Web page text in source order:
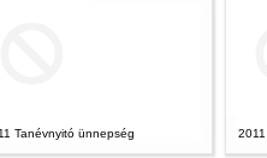
Tanévnyitó ünnepség